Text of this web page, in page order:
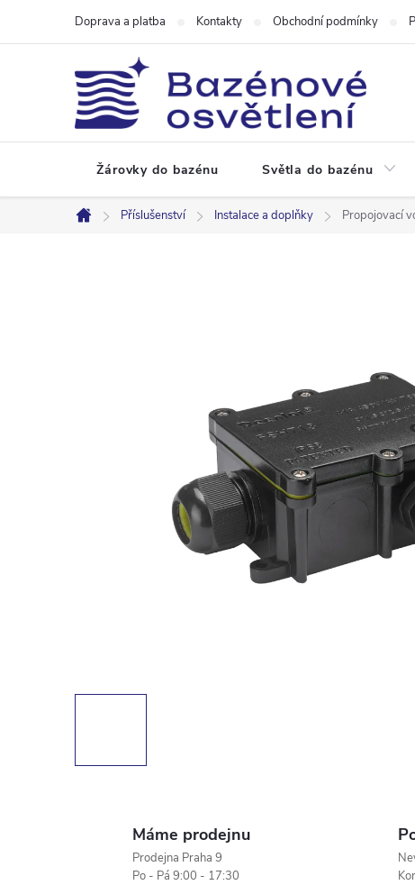
Doprava a platba Kontakty Obchodní podmínky
Žárovky do bazénu Světla do bazénu
Domů
Příslušenství Instalace a doplňky Propojovací
Máme prodejnu
Prodejna Praha 9
Po - Pá 9:00 - 17:30